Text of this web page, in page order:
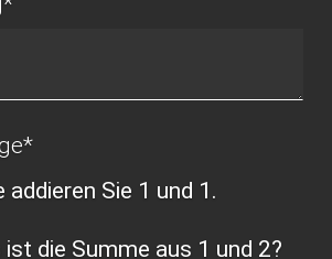
*
addieren Sie 1 und 1.
ist die Summe aus 1 und 2?